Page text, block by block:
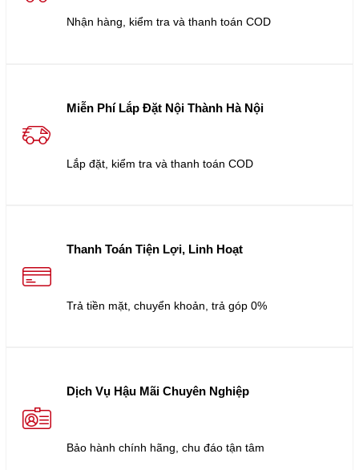
Nhận hàng, kiểm tra và thanh toán COD
Miễn Phí Lắp Đặt Nội Thành Hà Nội
Lắp đặt, kiểm tra và thanh toán COD
Thanh Toán Tiện Lợi, Linh Hoạt
Trả tiền mặt, chuyển khoản, trả góp 0%
Dịch Vụ Hậu Mãi Chuyên Nghiệp
Bảo hành chính hãng, chu đáo tận tâm